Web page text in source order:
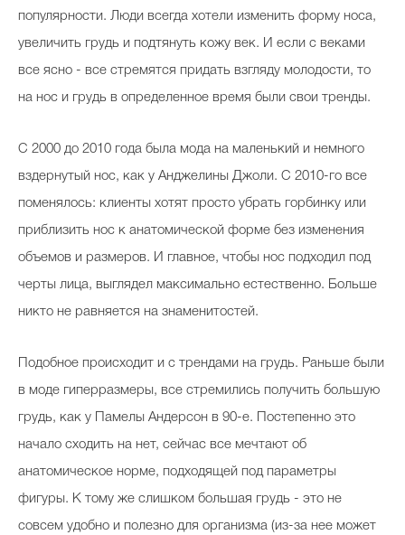
популярности. Люди всегда хотели изменить форму носа,
увеличить грудь и подтянуть кожу век. И если с веками
все ясно - все стремятся придать взгляду молодости, то
на нос и грудь в определенное время были свои тренды.
С 2000 до 2010 года была мода на маленький и немного
вздернутый нос, как у Анджелины Джоли. С 2010-го все
поменялось: клиенты хотят просто убрать горбинку или
приблизить нос к анатомической форме без изменения
объемов и размеров. И главное, чтобы нос подходил под
черты лица, выглядел максимально естественно. Больше
никто не равняется на знаменитостей.
Подобное происходит и с трендами на грудь. Раньше были
в моде гиперразмеры, все стремились получить большую
грудь, как у Памелы Андерсон в 90-е. Постепенно это
начало сходить на нет, сейчас все мечтают об
анатомическое норме, подходящей под параметры
фигуры. К тому же слишком большая грудь - это не
совсем удобно и полезно для организма (из-за нее может